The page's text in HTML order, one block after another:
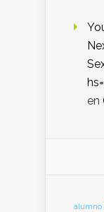
en
alumno